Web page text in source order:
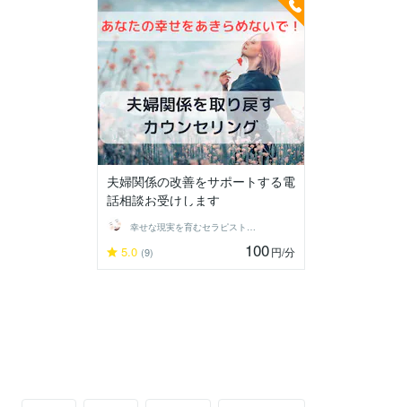
夫婦関係の改善をサポートする電
話相談お受けします
幸せな現実を育むセラピストponomeg
5.0 (9) 100円/分